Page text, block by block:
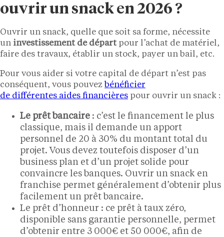
ouvrir un snack en 2026 ?
Ouvrir un snack, quelle que soit sa forme, nécessite
un investissement de départpour l’achat de matériel,
faire des travaux, établir un stock, payer un bail, etc.
Pour vous aider si votre capital de départ n’est pas
conséquent, vous pouvez bénéficier
de différentes aides financières pour ouvrir un snack :
Le prêt bancaire : c’est le financement le plus
classique, mais il demande un apport
personnel de 20 à 30% du montant total du
projet. Vous devez toutefois disposer d’un
business plan et d’un projet solide pour
convaincre les banques. Ouvrir un snack en
franchise permet généralement d’obtenir plus
facilement un prêt bancaire.
Le prêt d’honneur : ce prêt à taux zéro,
disponible sans garantie personnelle, permet
d’obtenir entre 3 000€ et 50 000€, afin de